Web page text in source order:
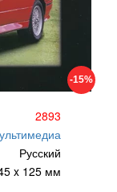
-15%
2893
Русский
x 125 мм